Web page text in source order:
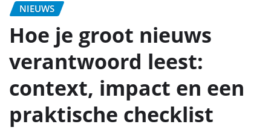
NIEUWS
Hoe je groot nieuws
verantwoord leest:
context, impact en een
praktische checklist